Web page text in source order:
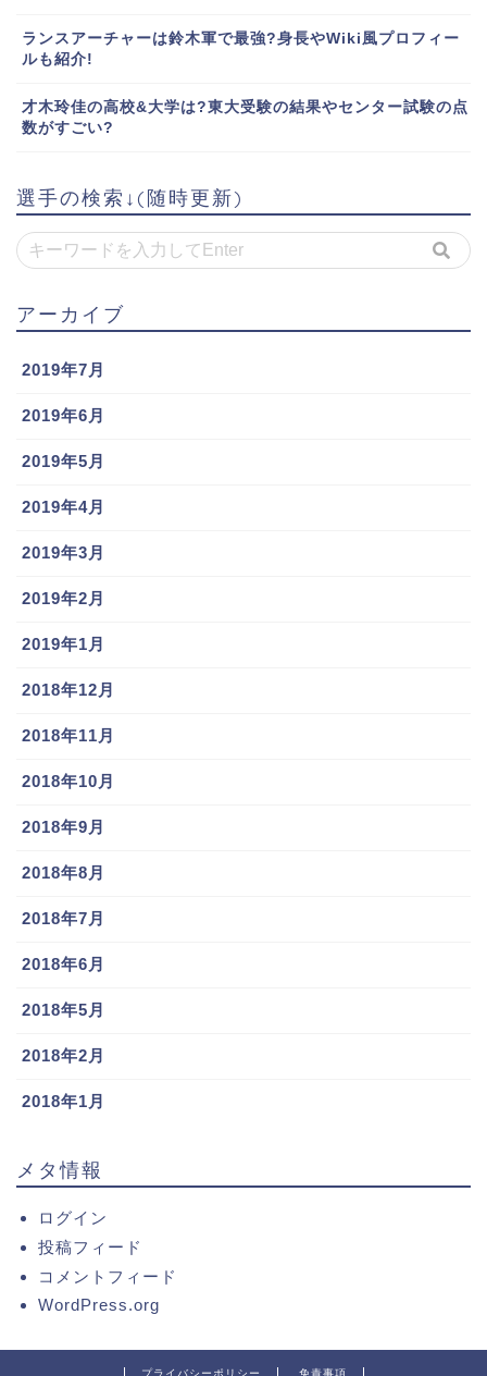
ランスアーチャーは鈴木軍で最強?身長やWiki風プロフィー
ルも紹介!
才木玲佳の高校&大学は?東大受験の結果やセンター試験の点
数がすごい?
選手の検索↓(随時更新)
アーカイブ
2019年7月
2019年6月
2019年5月
2019年4月
2019年3月
2019年2月
2019年1月
2018年12月
2018年11月
2018年10月
2018年9月
2018年8月
2018年7月
2018年6月
2018年5月
2018年2月
2018年1月
メタ情報
ログイン
投稿フィード
コメントフィード
WordPress.org
プライバシーポリシー 免責事項